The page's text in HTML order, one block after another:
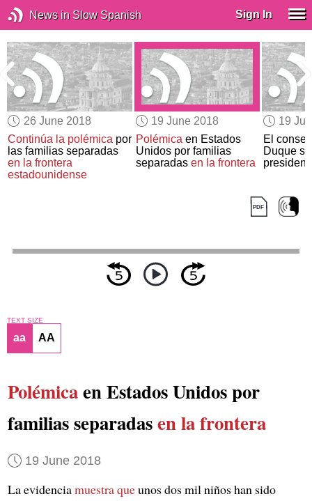
News in Slow Spanish Sign In
26 June 2018
Continúa la polémica por
las familias separadas
en la frontera
estadounidense
19 June 2018
Polémicaen Estados
Unidos por familias
separadas en la frontera
19
El
Duque
TEXT SIZE
aa AA
Polémicaen Estados Unidos por
familias separadasen la frontera
19 June 2018
La evidenciamuestra queunos dos mil niños han sido